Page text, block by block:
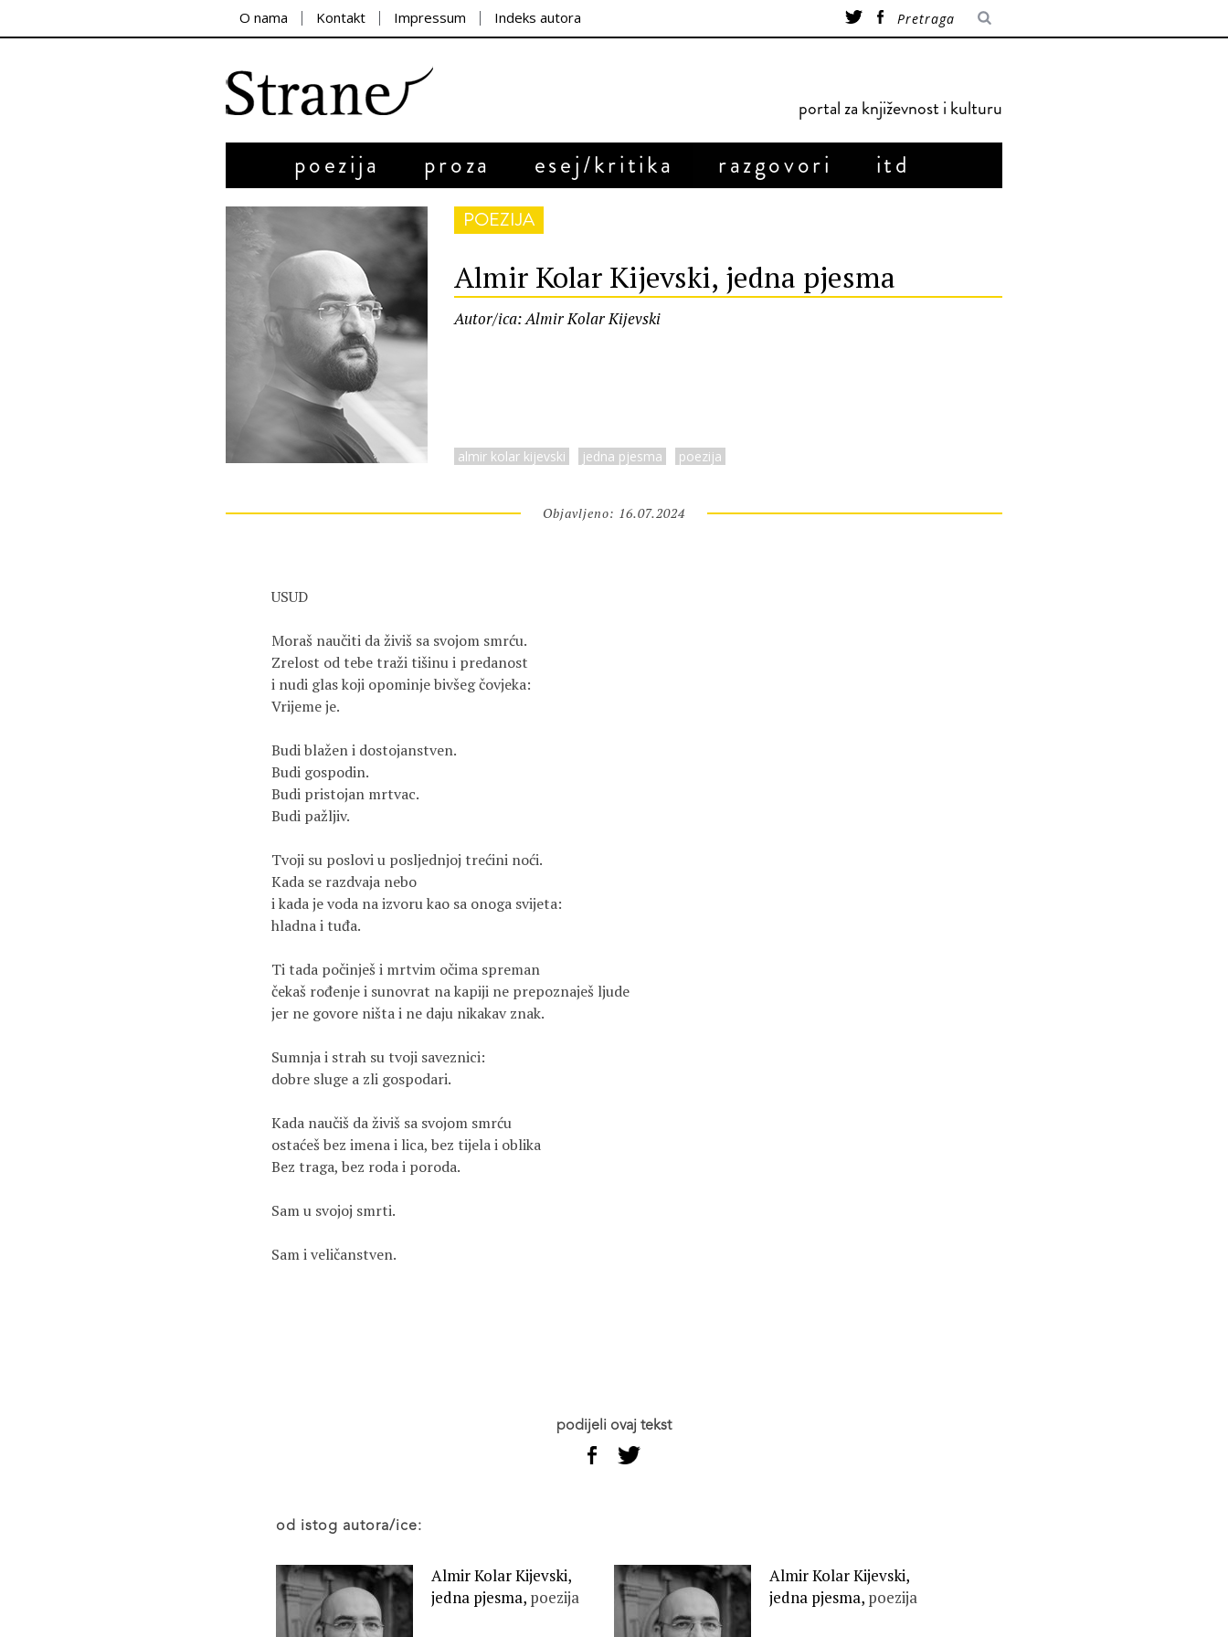
O nama Kontakt Impressum Indeks autora
portal za književnost i kulturu
poezija proza esej/kritika razgovori itd
POEZIJA
Almir Kolar Kijevski, jedna pjesma
Autor/ica: Almir Kolar Kijevski
almir kolar kijevski jedna pjesma poezija
Objavljeno: 16.07.2024
USUD
Moraš naučiti da živiš sa svojom smrću.
Zrelost od tebe traži tišinu i predanost
i nudi glas koji opominje bivšeg čovjeka:
Vrijeme je.
Budi blažen i dostojanstven.
Budi gospodin.
Budi pristojan mrtvac.
Budi pažljiv.
Tvoji su poslovi u posljednjoj trećini noći.
Kada se razdvaja nebo
i kada je voda na izvoru kao sa onoga svijeta:
hladna i tuđa.
Ti tada počinješ i mrtvim očima spreman
čekaš rođenje i sunovrat na kapiji ne prepoznaješ ljude
jer ne govore ništa i ne daju nikakav znak.
Sumnja i strah su tvoji saveznici:
dobre sluge a zli gospodari.
Kada naučiš da živiš sa svojom smrću
ostaćeš bez imena i lica, bez tijela i oblika
Bez traga, bez roda i poroda.
Sam u svojoj smrti.
Sam i veličanstven.
podijeli ovaj tekst
od istog autora/ice:
Almir Kolar Kijevski,
jedna pjesma, poezija
Almir Kolar Kijevski,
jedna pjesma, poezija